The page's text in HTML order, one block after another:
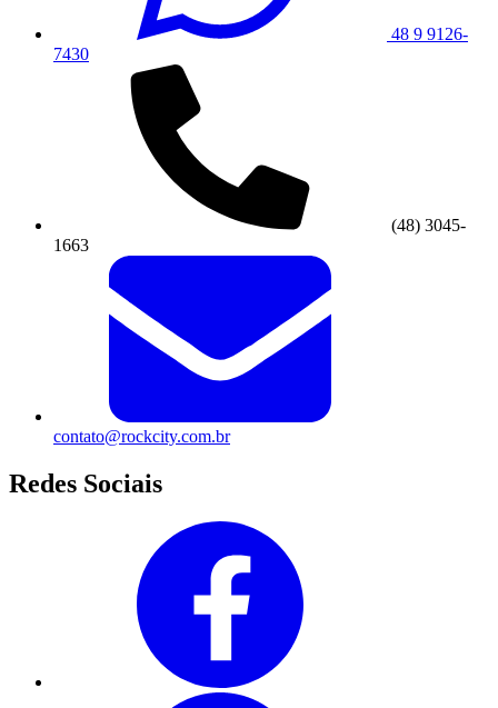
48 9 9126-
7430
(48) 3045-
1663
contato@rockcity.com.br
Redes Sociais